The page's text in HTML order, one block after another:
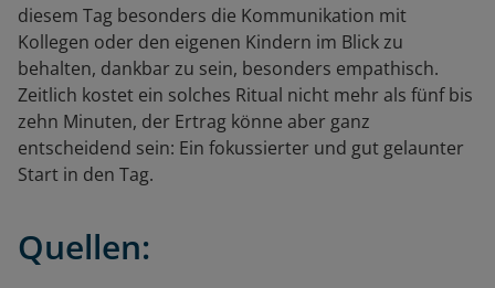
diesem Tag besonders die Kommunikation mit
Kollegen oder den eigenen Kindern im Blick zu
behalten, dankbar zu sein, besonders empathisch.
Zeitlich kostet ein solches Ritual nicht mehr als fünf bis
zehn Minuten, der Ertrag könne aber ganz
entscheidend sein: Ein fokussierter und gut gelaunter
Start in den Tag.
Quellen: